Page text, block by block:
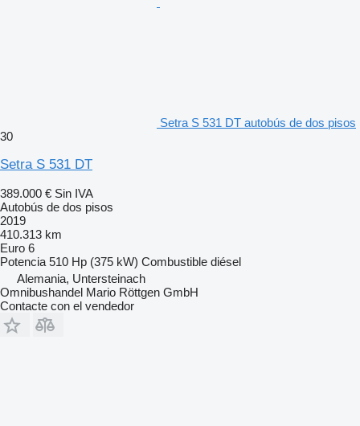
Setra S 531 DT autobús de dos pisos
30
Setra S 531 DT
389.000 € Sin IVA
Autobús de dos pisos
2019
410.313 km
Euro 6
Potencia 510 Hp (375 kW) Combustible diésel
Alemania, Untersteinach
Omnibushandel Mario Röttgen GmbH
Contacte con el vendedor